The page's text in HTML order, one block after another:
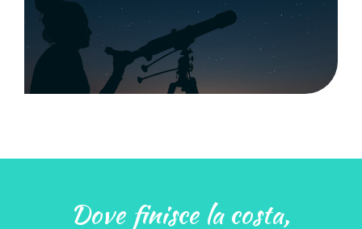
Dove finisce la costa,